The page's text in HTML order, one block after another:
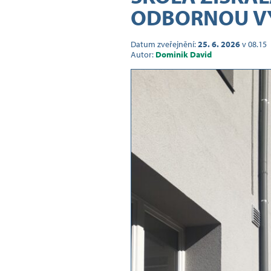
ODBORNOU
Datum zveřejnění:25. 6. 2026v 08.15
Autor: Dominik David